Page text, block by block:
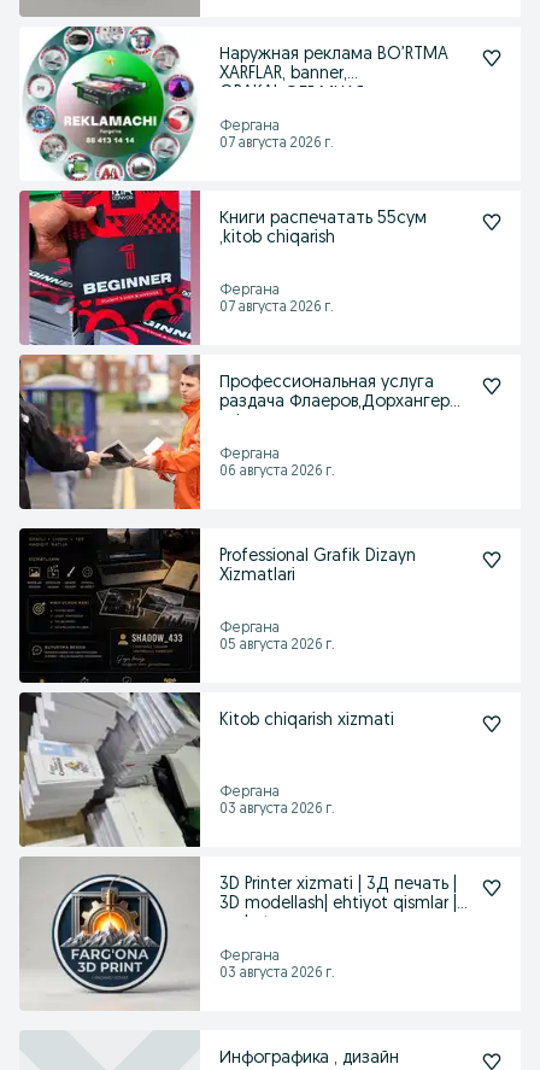
Наружная реклама BO’RTMA
XARFLAR, banner,
Фергана
07 августа 2026 г.
Книги распечатать 55сум
,kitob chiqarish
Фергана
07 августа 2026 г.
Профессиональная услуга
раздача Флаеров,Дорхангеров
Фергана
06 августа 2026 г.
Professional Grafik Dizayn
Xizmatlari
Фергана
05 августа 2026 г.
Kitob chiqarish xizmati
Фергана
03 августа 2026 г.
3D Printer xizmati | 3Д печать |
3D modellash| ehtiyot qismlar |
Фергана
03 августа 2026 г.
Инфографика , дизайн